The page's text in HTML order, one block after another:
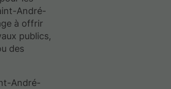
André-
à offrir
publics,
des
André-